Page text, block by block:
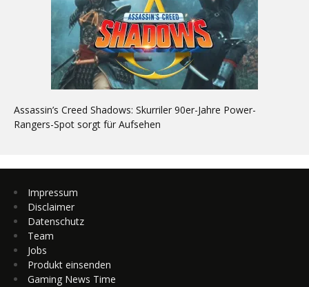
Assassin’s Creed Shadows: Skurriler 90er-Jahre Power-
Rangers-Spot sorgt für Aufsehen
Impressum
Disclaimer
Datenschutz
Team
Jobs
Produkt einsenden
Gaming News Time